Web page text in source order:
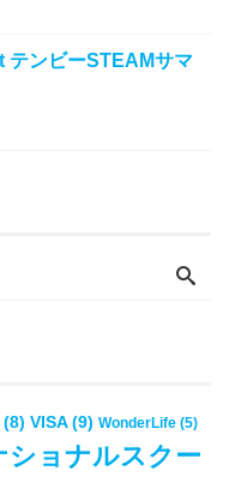
ンビーSTEAMサマ
(8) VISA(9) WonderLife (5)
ショナルスクー